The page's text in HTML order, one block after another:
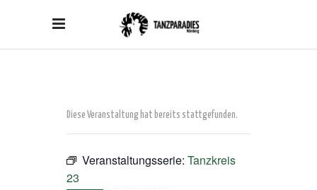
Diese Veranstaltung hat bereits stattgefunden.
Veranstaltungsserie: Tanzkreis
23